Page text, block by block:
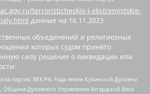
terroristicheskie-i-ekstremistskie-
данные на 16.11.2023
объединений и религиозных
которых судом принято
силу решение о ликвидации или
партия, ВЕК РА, Рада земли Кубанской Духовно
Община Духовного Управления Асгардской Веси